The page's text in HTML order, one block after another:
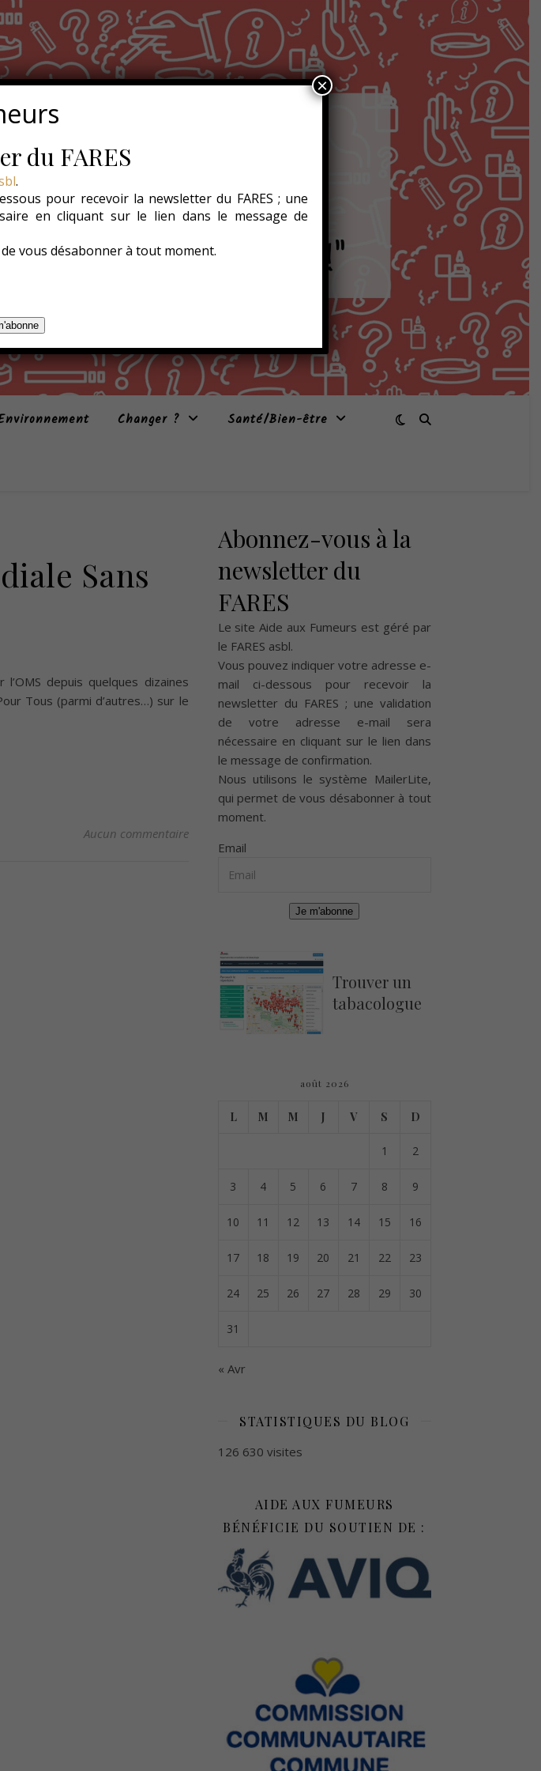
Changer ? Santé/Bien-être
Sans
depuis quelques dizaines
Tous (parmi d’autres…) sur le
Aucun commentaire
Abonnez-vous à la
newsletter du
FARES
Le site Aide aux Fumeurs est géré par
le FARES asbl.
Vous pouvez indiquer votre adresse e-
mail ci-dessous pour recevoir la
newsletter du FARES ; une validation
de votre adresse e-mail sera
nécessaire en cliquant sur le lien dans
le message de confirmation.
Nous utilisons le système MailerLite,
qui permet de vous désabonner à tout
moment.
Email
Je m'abonne
Trouver un
tabacologue
août 2026
L M M J V S D
1 2
3 4 5 6 7 8 9
10 11 12 13 14 15 16
17 18 19 20 21 22 23
24 25 26 27 28 29 30
31
« Avr
STATISTIQUES DU BLOG
126 630 visites
AIDE AUX FUMEURS
BÉNÉFICIE DU SOUTIEN DE :
du FARES
.
pour recevoir la newsletter du FARES ; une
en cliquant sur le lien dans le message de
vous désabonner à tout moment.
×